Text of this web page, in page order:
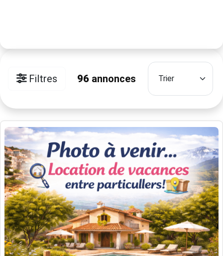
Filtres 96annonces